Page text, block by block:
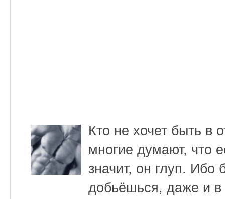
Кто не хочет быть в
многие думают, что
значит, он глуп. Ибо
добьёшься, даже и в